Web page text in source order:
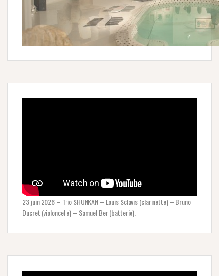
23 juin 2026 – Trio SHUNKAN – Louis Sclavis (clarinette) – Bruno
Ducret (violoncelle) – Samuel Ber (batterie).